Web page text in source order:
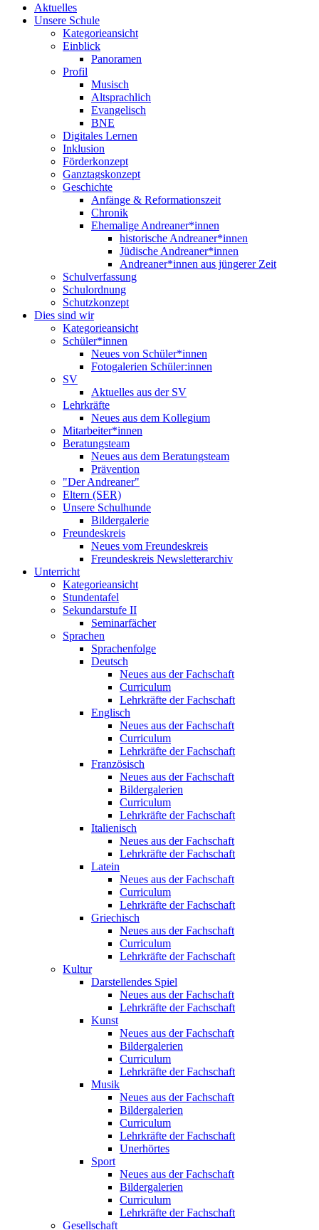
Aktuelles
Unsere Schule
Kategorieansicht
Einblick
Panoramen
Profil
Musisch
Altsprachlich
Evangelisch
BNE
Digitales Lernen
Inklusion
Förderkonzept
Ganztagskonzept
Geschichte
Anfänge & Reformationszeit
Chronik
Ehemalige Andreaner*innen
historische Andreaner*innen
Jüdische Andreaner*innen
Andreaner*innen aus jüngerer Zeit
Schulverfassung
Schulordnung
Schutzkonzept
Dies sind wir
Kategorieansicht
Schüler*innen
Neues von Schüler*innen
Fotogalerien Schüler:innen
SV
Aktuelles aus der SV
Lehrkräfte
Neues aus dem Kollegium
Mitarbeiter*innen
Beratungsteam
Neues aus dem Beratungsteam
Prävention
"Der Andreaner"
Eltern (SER)
Unsere Schulhunde
Bildergalerie
Freundeskreis
Neues vom Freundeskreis
Freundeskreis Newsletterarchiv
Unterricht
Kategorieansicht
Stundentafel
Sekundarstufe II
Seminarfächer
Sprachen
Sprachenfolge
Deutsch
Neues aus der Fachschaft
Curriculum
Lehrkräfte der Fachschaft
Englisch
Neues aus der Fachschaft
Curriculum
Lehrkräfte der Fachschaft
Französisch
Neues aus der Fachschaft
Bildergalerien
Curriculum
Lehrkräfte der Fachschaft
Italienisch
Neues aus der Fachschaft
Lehrkräfte der Fachschaft
Latein
Neues aus der Fachschaft
Curriculum
Lehrkräfte der Fachschaft
Griechisch
Neues aus der Fachschaft
Curriculum
Lehrkräfte der Fachschaft
Kultur
Darstellendes Spiel
Neues aus der Fachschaft
Lehrkräfte der Fachschaft
Kunst
Neues aus der Fachschaft
Bildergalerien
Curriculum
Lehrkräfte der Fachschaft
Musik
Neues aus der Fachschaft
Bildergalerien
Curriculum
Lehrkräfte der Fachschaft
Unerhörtes
Sport
Neues aus der Fachschaft
Bildergalerien
Curriculum
Lehrkräfte der Fachschaft
Gesellschaft